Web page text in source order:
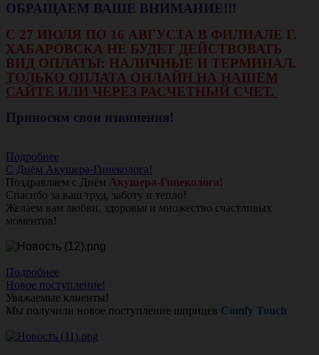
ОБРАЩАЕМ ВАШЕ ВНИМАНИЕ!!!
С 27 ИЮЛЯ ПО 16 АВГУСТА В ФИЛИАЛЕ Г.
ХАБАРОВСКА НЕ БУДЕТ ДЕЙСТВОВАТЬ
ВИД ОПЛАТЫ: НАЛИЧНЫЕ И ТЕРМИНАЛ.
ТОЛЬКО ОПЛАТА ОНЛАЙН НА НАШЕМ
САЙТЕ ИЛИ ЧЕРЕЗ РАСЧЕТНЫЙ СЧЕТ.
Приносим свои извинения!
Подробнее
С Днём Акушера-Гинеколога!
Поздравляем с Днём Акушера-Гинеколога!
Спасибо за ваш труд, заботу и тепло!
Желаем вам любви, здоровья и множество счастливых
моментов!
Подробнее
Новое поступление!
Уважаемые клиенты!
Мы получили новое поступление шприцев Comfy Touch